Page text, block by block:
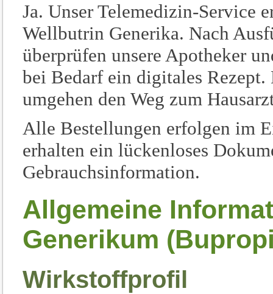
Ja. Unser Telemedizin-Service
Wellbutrin Generika. Nach
überprüfen unsere Apotheker
bei Bedarf ein digitales
umgehen den Weg zum
Alle Bestellungen erfolgen im
erhalten ein lückenloses
Gebrauchsinformation.
Allgemeine
Generikum
Wirkstoffprofil